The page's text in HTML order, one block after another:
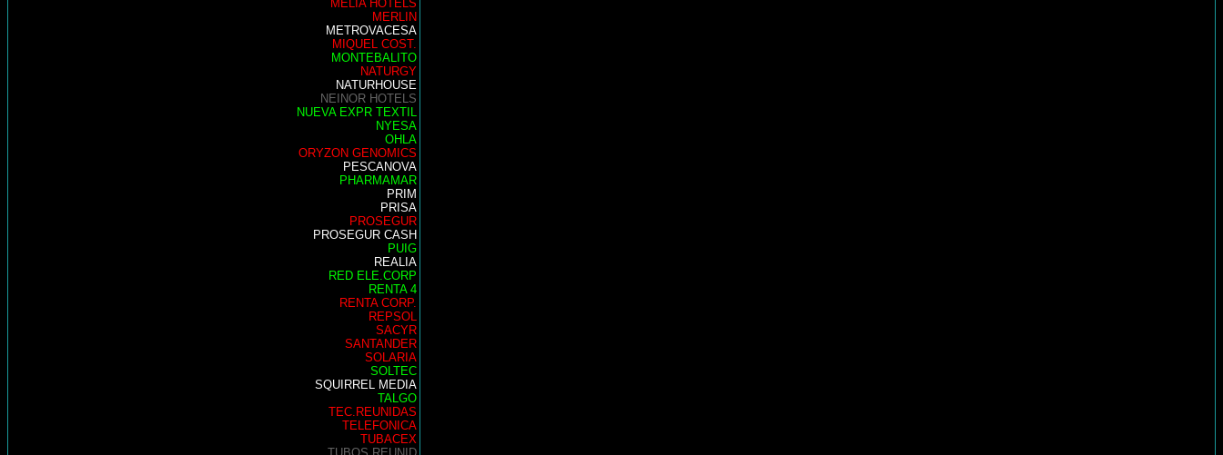
MELIA HOTELS
MERLIN
METROVACESA
MIQUEL COST.
MONTEBALITO
NATURGY
NATURHOUSE
NEINOR HOTELS
NUEVA EXPR TEXTIL
NYESA
OHLA
ORYZON GENOMICS
PESCANOVA
PHARMAMAR
PRIM
PRISA
PROSEGUR
PROSEGUR CASH
PUIG
REALIA
RED ELE.CORP
RENTA 4
RENTA CORP.
REPSOL
SACYR
SANTANDER
SOLARIA
SOLTEC
SQUIRREL MEDIA
TALGO
TEC.REUNIDAS
TELEFONICA
TUBACEX